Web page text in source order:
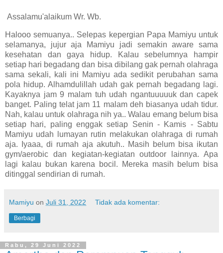
Assalamu'alaikum Wr. Wb.
Halooo semuanya.. Selepas kepergian Papa Mamiyu untuk
selamanya, jujur aja Mamiyu jadi semakin aware sama
kesehatan dan gaya hidup. Kalau sebelumnya hampir
setiap hari begadang dan bisa dibilang gak pernah olahraga
sama sekali, kali ini Mamiyu ada sedikit perubahan sama
pola hidup. Alhamdulillah udah gak pernah begadang lagi.
Kayaknya jam 9 malam tuh udah ngantuuuuuk dan capek
banget. Paling telat jam 11 malam deh biasanya udah tidur.
Nah, kalau untuk olahraga nih ya.. Walau emang belum bisa
setiap hari, paling enggak setiap Senin - Kamis - Sabtu
Mamiyu udah lumayan rutin melakukan olahraga di rumah
aja. Iyaaa, di rumah aja akutuh.. Masih belum bisa ikutan
gym/aerobic dan kegiatan-kegiatan outdoor lainnya. Apa
lagi kalau bukan karena bocil. Mereka masih belum bisa
ditinggal sendirian di rumah.
Mamiyu on Juli 31, 2022 Tidak ada komentar:
Berbagi
Rabu, 29 Juni 2022